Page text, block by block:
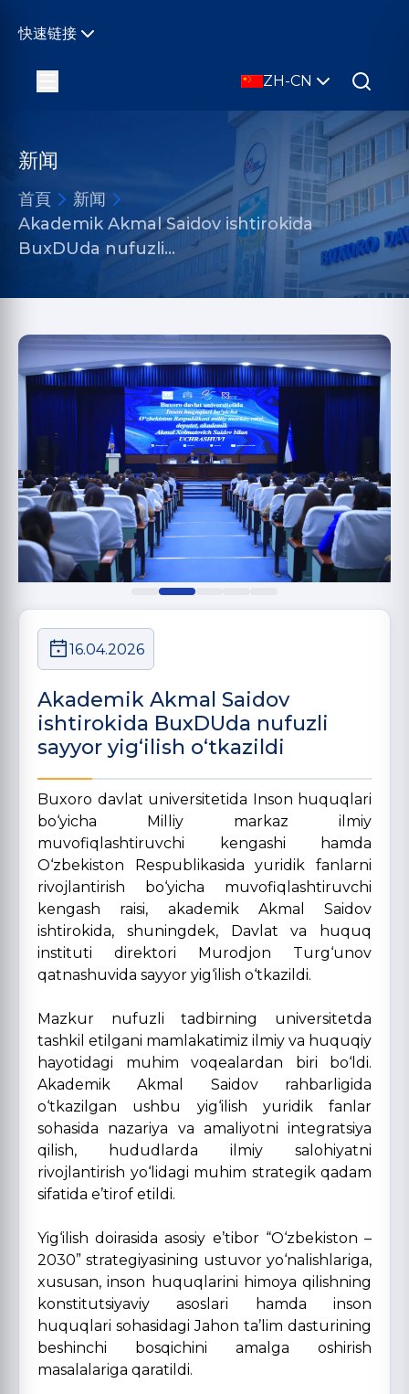
快速链接
ZH-CN
新闻
首頁
新闻
Akademik Akmal Saidov ishtirokida
BuxDUda nufuzli…
16.04.2026
Akademik Akmal Saidov
ishtirokida BuxDUda nufuzli
sayyor yig‘ilish o‘tkazildi
Buxoro davlat universitetida Inson huquqlari
bo‘yicha Milliy markaz ilmiy
muvofiqlashtiruvchi kengashi hamda
O‘zbekiston Respublikasida yuridik fanlarni
rivojlantirish bo‘yicha muvofiqlashtiruvchi
kengash raisi, akademik Akmal Saidov
ishtirokida, shuningdek, Davlat va huquq
instituti direktori Murodjon Turg‘unov
qatnashuvida sayyor yig‘ilish o‘tkazildi.
Mazkur nufuzli tadbirning universitetda
tashkil etilgani mamlakatimiz ilmiy va huquqiy
hayotidagi muhim voqealardan biri bo‘ldi.
Akademik Akmal Saidov rahbarligida
o‘tkazilgan ushbu yig‘ilish yuridik fanlar
sohasida nazariya va amaliyotni integratsiya
qilish, hududlarda ilmiy salohiyatni
rivojlantirish yo‘lidagi muhim strategik qadam
sifatida e’tirof etildi.
Yig‘ilish doirasida asosiy e’tibor “O‘zbekiston –
2030” strategiyasining ustuvor yo‘nalishlariga,
xususan, inson huquqlarini himoya qilishning
konstitutsiyaviy asoslari hamda inson
huquqlari sohasidagi Jahon ta’lim dasturining
beshinchi bosqichini amalga oshirish
masalalariga qaratildi.